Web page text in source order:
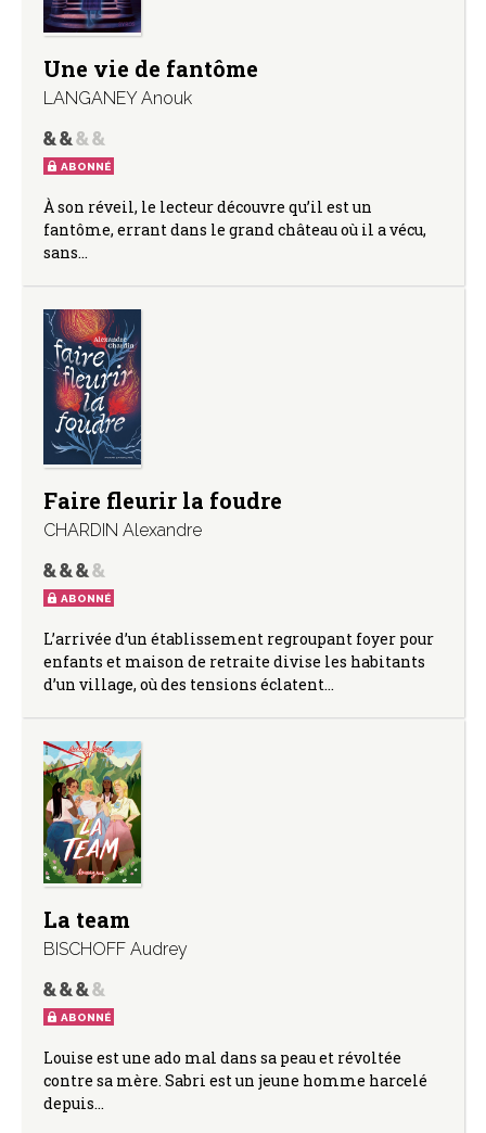
Une vie de fantôme
LANGANEY Anouk
ABONNÉ
À son réveil, le lecteur découvre qu’il est un
fantôme, errant dans le grand château où il a vécu,
sans…
Faire fleurir la foudre
CHARDIN Alexandre
ABONNÉ
L’arrivée d’un établissement regroupant foyer pour
enfants et maison de retraite divise les habitants
d’un village, où des tensions éclatent…
La team
BISCHOFF Audrey
ABONNÉ
Louise est une ado mal dans sa peau et révoltée
contre sa mère. Sabri est un jeune homme harcelé
depuis…